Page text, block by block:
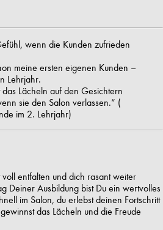
wenn die Kunden zufrieden
meine ersten eigenen Kunden –
Lehrjahr.
Lächeln auf den Gesichtern
sie den Salon verlassen.“ (
im 2. Lehrjahr)
entfalten und dich rasant weiter
Deiner Ausbildung bist Du ein wertvolles
im Salon, du erlebst deinen Fortschritt
das Lächeln und die Freude